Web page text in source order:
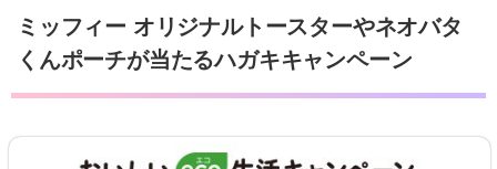
ミッフィー オリジナルトースターやネオバタ
くんポーチが当たるハガキキャンペーン